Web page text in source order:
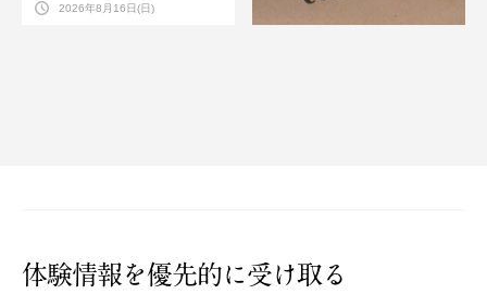
2026年8月16日(日)
体験情報を優先的に受け取る